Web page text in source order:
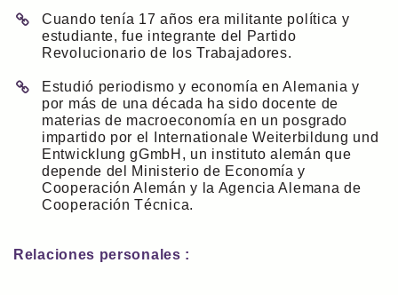
Cuando tenía 17 años era militante política y
estudiante, fue integrante del Partido
Revolucionario de los Trabajadores.
Estudió periodismo y economía en Alemania y
por más de una década ha sido docente de
materias de macroeconomía en un posgrado
impartido por el Internationale Weiterbildung und
Entwicklung gGmbH, un instituto alemán que
depende del Ministerio de Economía y
Cooperación Alemán y la Agencia Alemana de
Cooperación Técnica.
Relaciones personales :